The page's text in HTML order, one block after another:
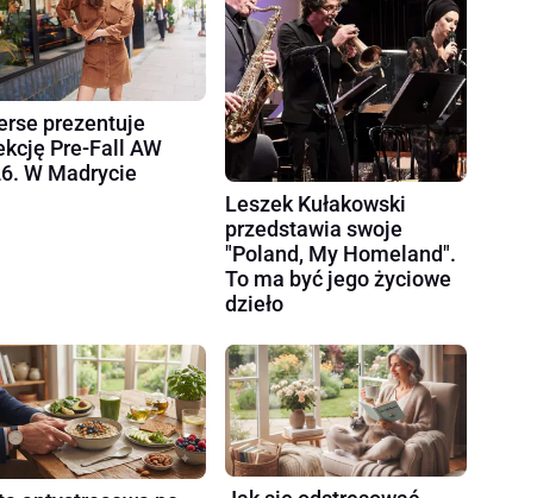
prezentuje
Pre-Fall AW
W Madrycie
Leszek Kułakowski
przedstawia swoje
"Poland, My Homeland".
To ma być jego życiowe
dzieło